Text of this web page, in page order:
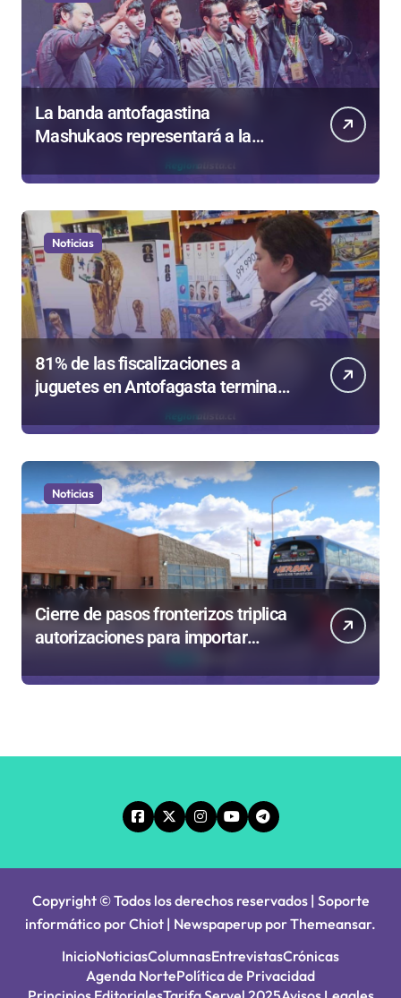
La banda antofagastina
Mashukaos representará a la
de Valparaíso
Noticias
81% de las fiscalizaciones a
juguetes en Antofagasta termina
en sumarios sanitarios
Noticias
Cierre de pasos fronterizos triplica
autorizaciones para importar
Copyright © Todos los derechos reservados | Soporte
informático por Chiot | Newspaperup porThemeansar.
InicioNoticiasColumnasEntrevistasCrónicas
Agenda NortePolítica de Privacidad